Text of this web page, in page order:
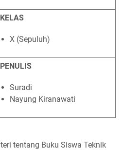
KELAS
X (Sepuluh)
PENULIS
Suradi
Nayung Kiranawati
tentang Buku Siswa Teknik